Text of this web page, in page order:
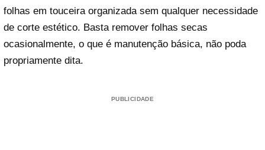
folhas em touceira organizada sem qualquer necessidade
de corte estético. Basta remover folhas secas
ocasionalmente, o que é manutenção básica, não poda
propriamente dita.
PUBLICIDADE